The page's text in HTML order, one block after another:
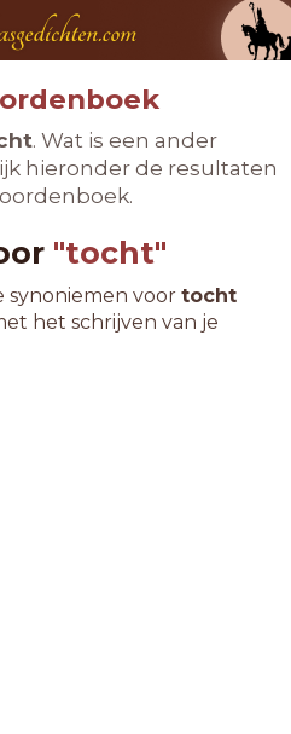
. Wat is een ander
hieronder de resultaten
"tocht"
synoniemen voor tocht
het schrijven van je